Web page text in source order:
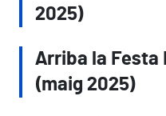
2025)
Arriba la Festa
(maig 2025)